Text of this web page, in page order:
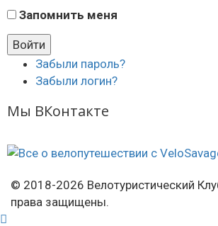
Запомнить меня
Забыли пароль?
Забыли логин?
Мы ВКонтакте
© 2018-2026 Велотуристический
права защищены.